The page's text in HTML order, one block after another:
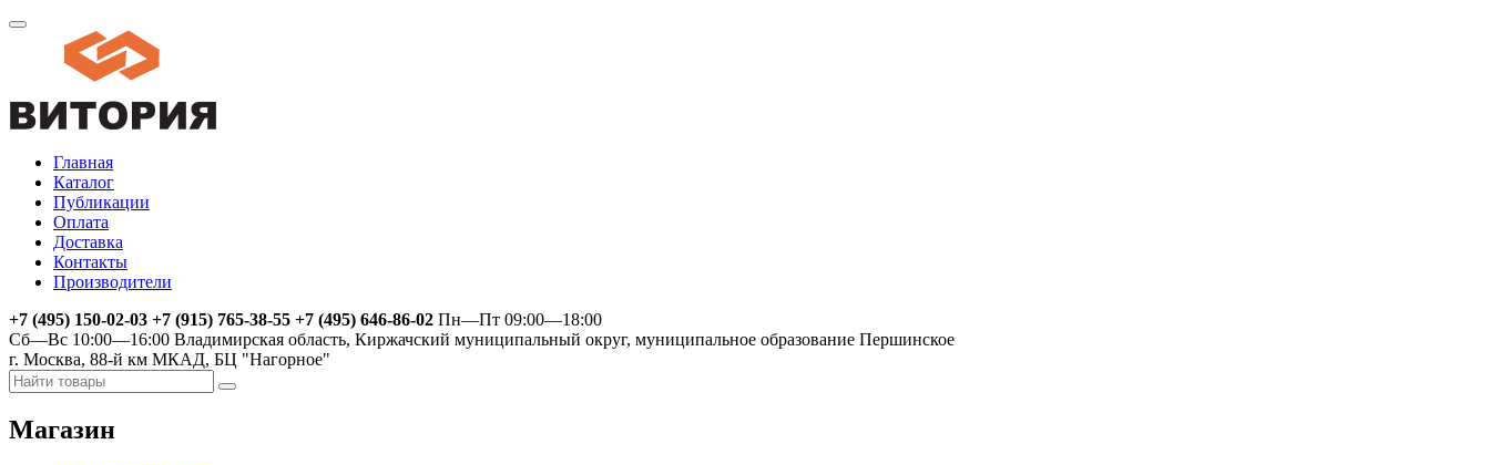
Главная
Каталог
Публикации
Оплата
Доставка
Контакты
Производители
+7 (495) 150-02-03 +7 (915) 765-38-55 +7 (495) 646-86-02 Пн—Пт 09:00—18:00
Сб—Вс 10:00—16:00 Владимирская область, Киржачский муниципальный округ, муниципальное образование Першинское
г. Москва, 88-й км МКАД, БЦ "Нагорное"
Магазин